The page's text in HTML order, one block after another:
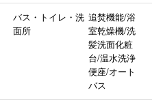
バス・トイレ・洗
面所
追焚機能/浴
室乾燥機/洗
髪洗面化粧
台/温水洗浄
便座/オート
バス